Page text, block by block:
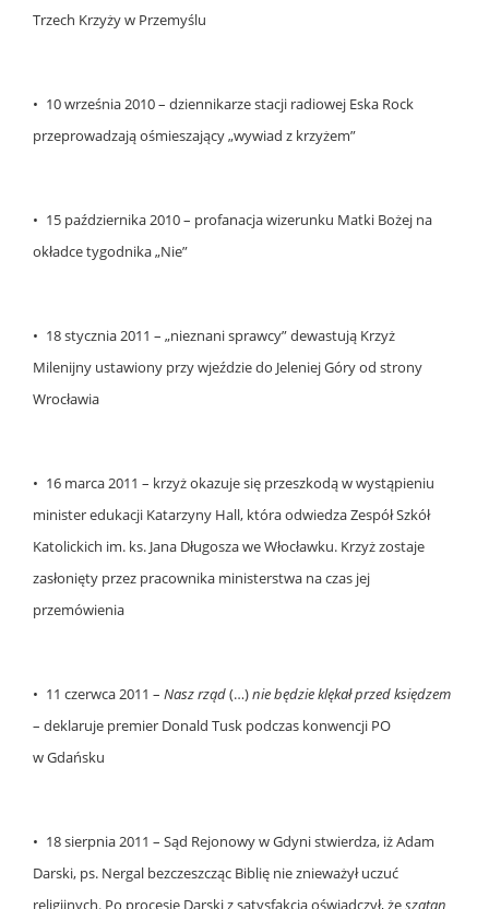
Trzech Krzyży w Przemyślu
• 10 września 2010 – dziennikarze stacji radiowej Eska Rock
przeprowadzają ośmieszający „wywiad z krzyżem”
• 15 października 2010 – profanacja wizerunku Matki Bożej na
okładce tygodnika „Nie”
• 18 stycznia 2011 – „nieznani sprawcy” dewastują Krzyż
Milenijny ustawiony przy wjeździe do Jeleniej Góry od strony
Wrocławia
• 16 marca 2011 – krzyż okazuje się przeszkodą w wystąpieniu
minister edukacji Katarzyny Hall, która odwiedza Zespół Szkół
Katolickich im. ks. Jana Długosza we Włocławku. Krzyż zostaje
zasłonięty przez pracownika ministerstwa na czas jej
przemówienia
• 11 czerwca 2011 – Nasz rząd(…)nie będzie klękał przed księdzem
– deklaruje premier Donald Tusk podczas konwencji PO
w Gdańsku
• 18 sierpnia 2011 – Sąd Rejonowy w Gdyni stwierdza, iż Adam
Darski, ps. Nergal bezczeszcząc Biblię nie znieważył uczuć
religijnych. Po procesie Darski z satysfakcją oświadczył, żeszatan